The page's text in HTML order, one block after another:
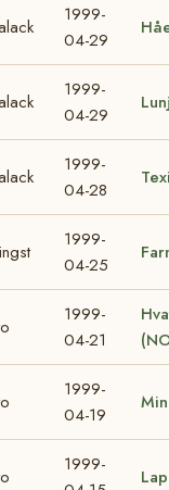
1999-
04-29
1999-
04-29
1999-
04-28
1999-
04-25
1999-
04-21
1999-
04-19
1999-